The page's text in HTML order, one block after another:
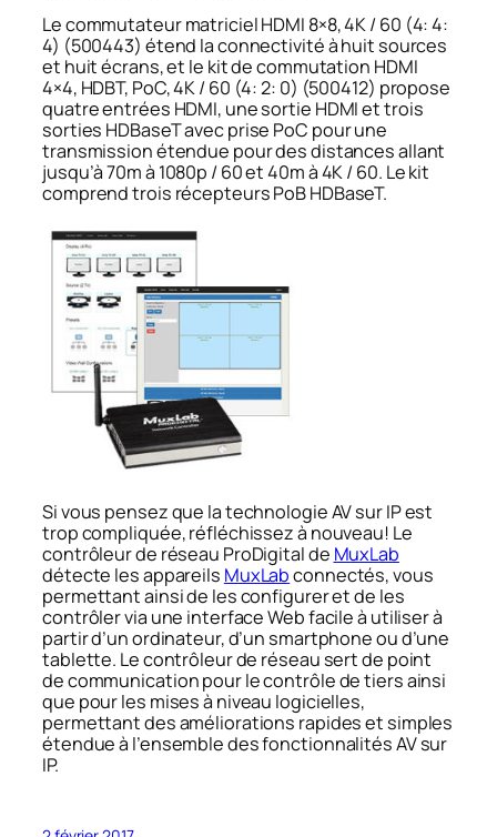
Le commutateur matriciel HDMI 8×8, 4K / 60 (4: 4:
4) (500443) étend la connectivité à huit sources
et huit écrans, et le kit de commutation HDMI
4×4, HDBT, PoC, 4K / 60 (4: 2: 0) (500412) propose
quatre entrées HDMI, une sortie HDMI et trois
sorties HDBaseT avec prise PoC pour une
transmission étendue pour des distances allant
jusqu’à 70m à 1080p / 60 et 40m à 4K / 60. Le kit
comprend trois récepteurs PoB HDBaseT.
Si vous pensez que la technologie AV sur IP est
trop compliquée, réfléchissez à nouveau! Le
contrôleur de réseau ProDigital de MuxLab
détecte les appareils MuxLabconnectés, vous
permettant ainsi de les configurer et de les
contrôler via une interface Web facile à utiliser à
partir d’un ordinateur, d’un smartphone ou d’une
tablette. Le contrôleur de réseau sert de point
de communication pour le contrôle de tiers ainsi
que pour les mises à niveau logicielles,
permettant des améliorations rapides et simples
étendue à l’ensemble des fonctionnalités AV sur
IP.